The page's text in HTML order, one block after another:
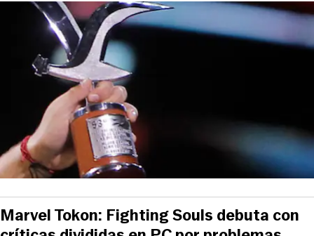
Marvel Tokon: Fighting Souls debuta con